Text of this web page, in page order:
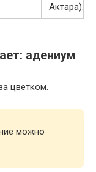
Актара).
адениум
цветком.
можно